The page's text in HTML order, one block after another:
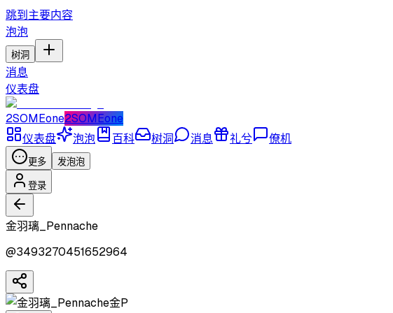
跳到主要内容
泡泡
树洞
消息
仪表盘
2SOMEone2SOMEone
仪表盘
泡泡 百科 树洞 消息 礼兮 僚机
更多 发泡泡
登录
金羽璃_Pennache
@3493270451652964
金P